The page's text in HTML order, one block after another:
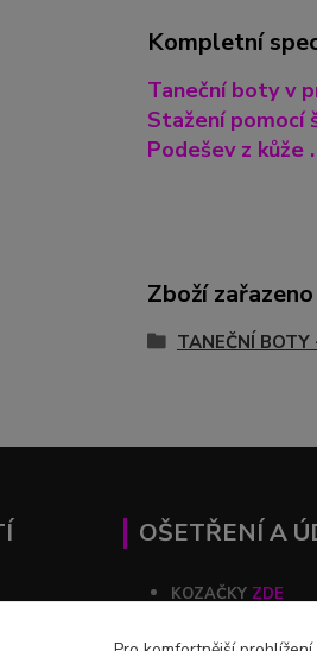
Kompletní
Taneční boty v
Stažení pomocí
Podešev z kůže .
Zboží
TANEČNÍ BOTY
OŠETŘENÍ A
KOZAČKY ZDE